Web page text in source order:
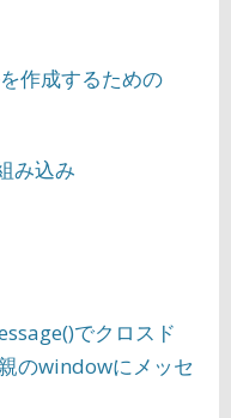
作成するための
み込み
でクロスド
のwindowにメッセ